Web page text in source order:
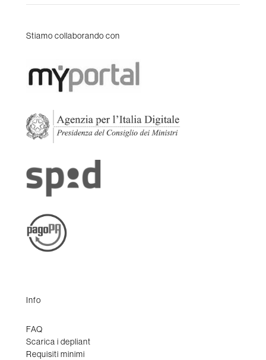
Stiamo collaborando con
Info
FAQ
Scarica i depliant
Requisiti minimi